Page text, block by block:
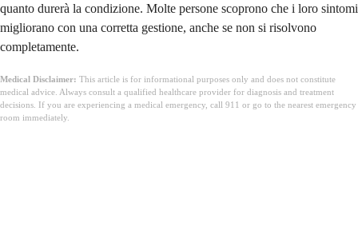
quanto durerà la condizione. Molte persone scoprono che i loro sintomi
migliorano con una corretta gestione, anche se non si risolvono
completamente.
Medical Disclaimer: This article is for informational purposes only and does not constitute
medical advice. Always consult a qualified healthcare provider for diagnosis and treatment
decisions. If you are experiencing a medical emergency, call 911 or go to the nearest emergency
room immediately.